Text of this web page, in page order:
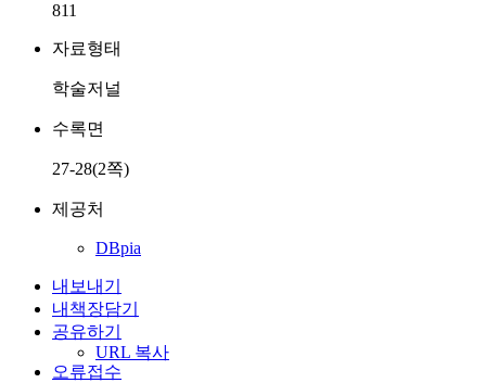
811
자료형태
학술저널
수록면
27-28(2쪽)
제공처
DBpia
내보내기
내책장담기
공유하기
URL 복사
오류접수